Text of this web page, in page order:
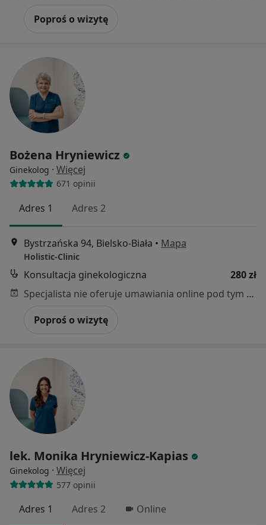
Poproś o wizytę
Bożena Hryniewicz
Ginekolog · Więcej
671 opinii
Adres 1 Adres 2
Bystrzańska 94, Bielsko-Biała • Mapa
Holistic-Clinic
Konsultacja ginekologiczna
280 zł
Specjalista nie oferuje umawiania online pod tym adresem.
Poproś o wizytę
lek. Monika Hryniewicz-Kapias
Ginekolog · Więcej
577 opinii
Adres 1 Adres 2 Online